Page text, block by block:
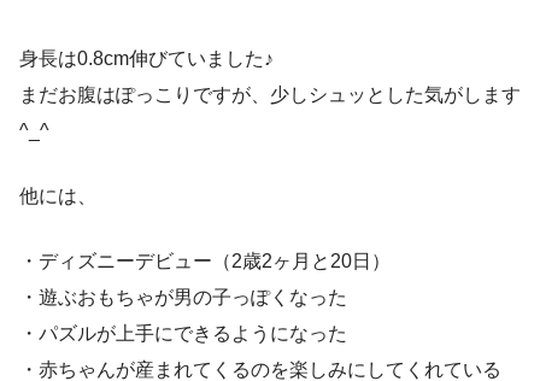
身長は0.8cm伸びていました♪
まだお腹はぽっこりですが、少しシュッとした気がします
^_^
他には、
・ディズニーデビュー（2歳2ヶ月と20日）
・遊ぶおもちゃが男の子っぽくなった
・パズルが上手にできるようになった
・赤ちゃんが産まれてくるのを楽しみにしてくれている